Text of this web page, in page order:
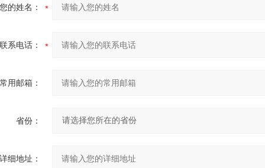
您的姓名：
联系电话：
常用邮箱：
省份：
详细地址：